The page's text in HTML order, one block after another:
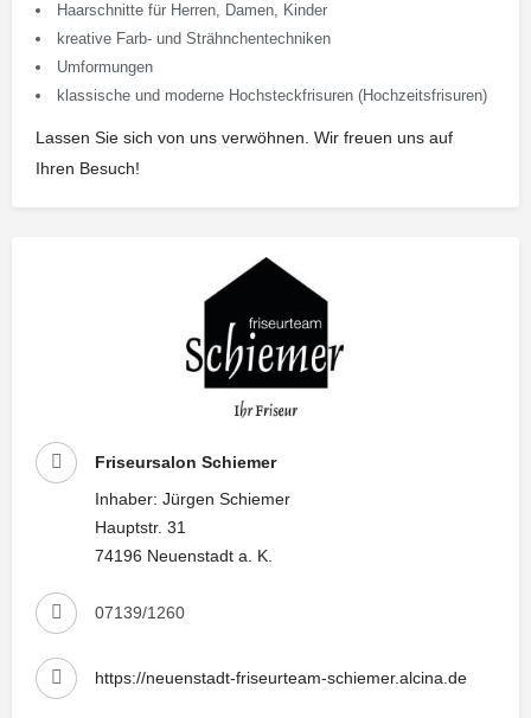
Haarschnitte für Herren, Damen, Kinder
kreative Farb- und Strähnchentechniken
Umformungen
klassische und moderne Hochsteckfrisuren (Hochzeitsfrisuren)
Lassen Sie sich von uns verwöhnen. Wir freuen uns auf
Ihren Besuch!
Friseursalon Schiemer
Inhaber: Jürgen Schiemer
Hauptstr. 31
74196 Neuenstadt a. K.
07139/1260
https://neuenstadt-friseurteam-schiemer.alcina.de